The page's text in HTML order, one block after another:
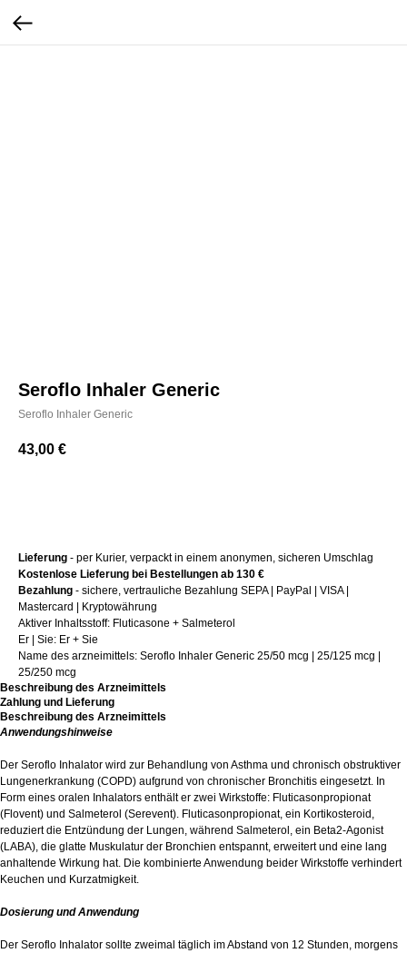
Seroflo Inhaler Generic
Seroflo Inhaler Generic
43,00 €
Lieferung - per Kurier, verpackt in einem anonymen, sicheren Umschlag
Kostenlose Lieferung bei Bestellungen ab 130 €
Bezahlung - sichere, vertrauliche Bezahlung SEPA | PayPal | VISA |
Mastercard | Kryptowährung
Aktiver Inhaltsstoff: Fluticasone + Salmeterol
Er | Sie: Er + Sie
Name des arzneimittels: Seroflo Inhaler Generic 25/50 mcg | 25/125 mcg |
25/250 mcg
Beschreibung des Arzneimittels
Zahlung und Lieferung
Beschreibung des Arzneimittels
Anwendungshinweise
Der Seroflo Inhalator wird zur Behandlung von Asthma und chronisch obstruktiver
Lungenerkrankung (COPD) aufgrund von chronischer Bronchitis eingesetzt. In
Form eines oralen Inhalators enthält er zwei Wirkstoffe: Fluticasonpropionat
(Flovent) und Salmeterol (Serevent). Fluticasonpropionat, ein Kortikosteroid,
reduziert die Entzündung der Lungen, während Salmeterol, ein Beta2-Agonist
(LABA), die glatte Muskulatur der Bronchien entspannt, erweitert und eine lang
anhaltende Wirkung hat. Die kombinierte Anwendung beider Wirkstoffe verhindert
Keuchen und Kurzatmigkeit.
Dosierung und Anwendung
Der Seroflo Inhalator sollte zweimal täglich im Abstand von 12 Stunden, morgens